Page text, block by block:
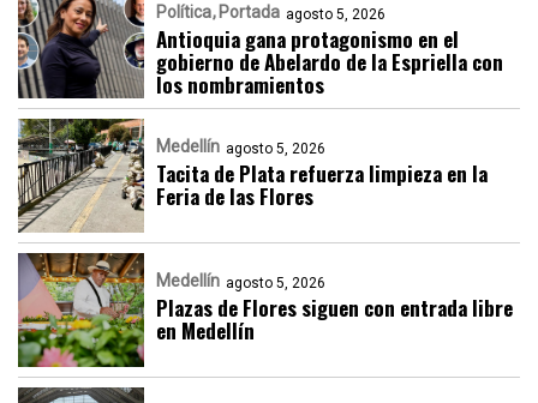
Política Portada agosto 5, 2026
Antioquia gana protagonismo en el
gobierno de Abelardo de la Espriella con
los nombramientos
Medellín agosto 5, 2026
Tacita de Plata refuerza limpieza en la
Feria de las Flores
Medellín agosto 5, 2026
Plazas de Flores siguen con entrada libre
en Medellín